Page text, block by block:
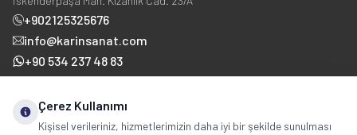
+902125325676
info@karinsanat.com
+90 534 237 48 83
Çerez Kullanımı
Kişisel verileriniz, hizmetlerimizin daha iyi bir şekilde sunulması